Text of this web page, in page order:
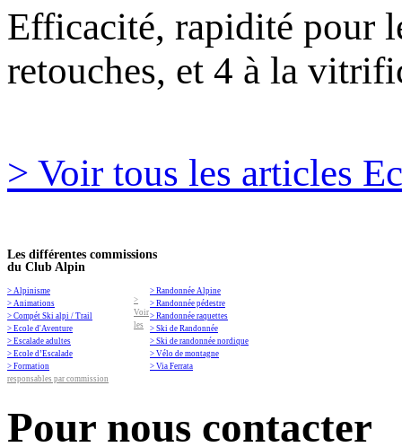
Efficacité, rapidité pour
retouches, et 4 à la
> Voir tous les articles
Les différentes commissions
du Club Alpin
> Alpinisme
> Animations
> Compét Ski alpi / Trail
> Ecole d'Aventure
> Escalade adultes
> Ecole d’Escalade
> Formation
> Randonnée Alpine
> Randonnée pédestre
> Randonnée raquettes
> Ski de Randonnée
> Ski de randonnée nordique
> Vélo de montagne
> Via Ferrata
>
Voir
les
responsables par commission
Pour nous contacter